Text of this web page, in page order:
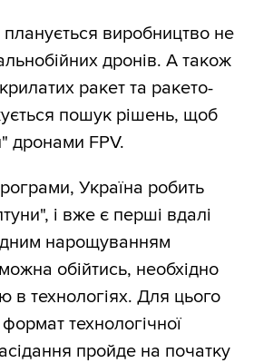
виробництво не
дронів. А також
ракет та ракето-
пошук рішень, щоб
дронами FPV.
Україна робить
і вже є перші вдалі
нарощуванням
обійтись, необхідно
в технологіях. Для цього
технологічної
пройде на початку